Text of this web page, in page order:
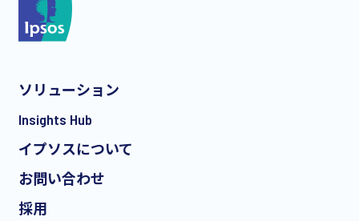
*
ソリューション
Insights Hub
イプソスについて
お問い合わせ
採用